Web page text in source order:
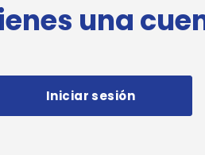
una
Iniciar sesión